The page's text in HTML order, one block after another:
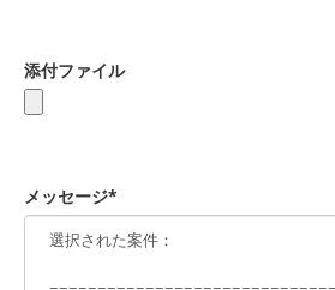
添付ファイル
メッセージ*